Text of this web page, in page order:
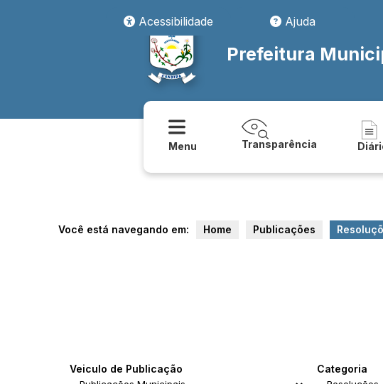
Acessibilidade
Ajuda
Prefeitura
Menu Transparência
Você está navegando em: Home Publicações
Veiculo de Publicação Categoria